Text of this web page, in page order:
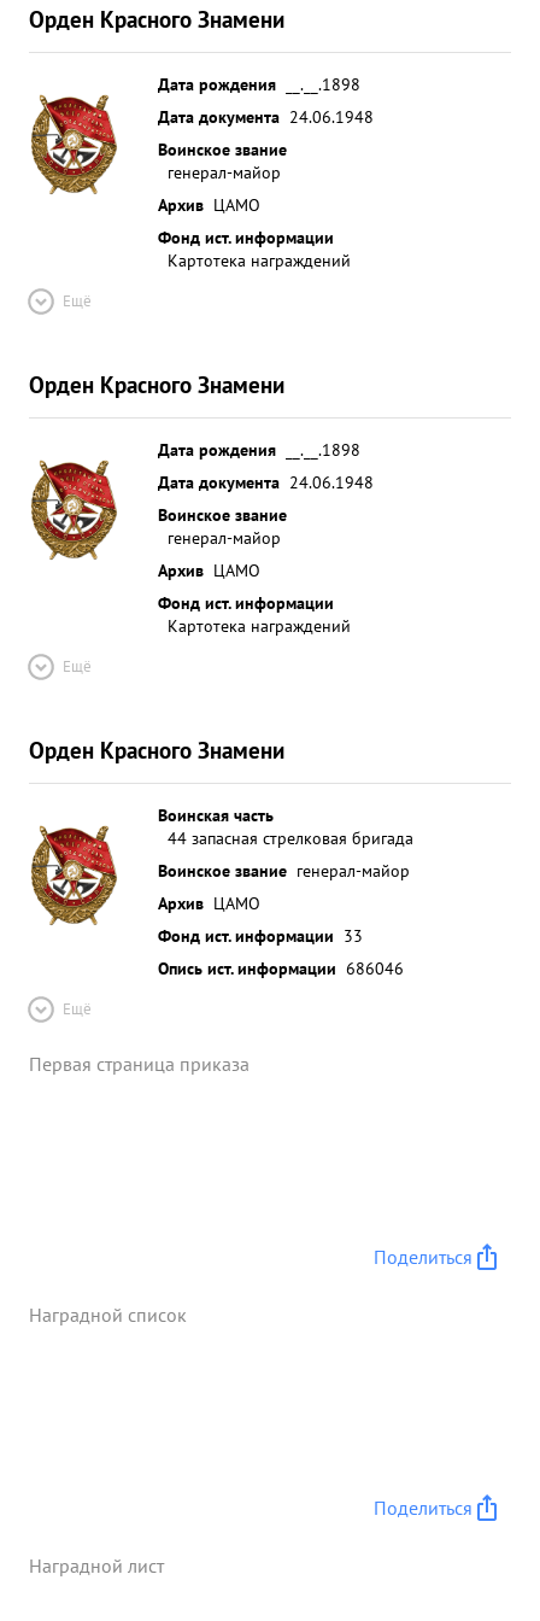
Орден Красного Знамени
Дата рождения
__.__.1898
Дата документа 24.06.1948
Воинское звание
генерал-майор
Архив ЦАМО
Фонд ист. информации
Картотека награждений
Ещё
Орден Красного Знамени
Дата рождения
__.__.1898
Дата документа 24.06.1948
Воинское звание
генерал-майор
Архив ЦАМО
Фонд ист. информации
Картотека награждений
Ещё
Орден Красного Знамени
Воинская часть
44 запасная стрелковая бригада
Воинское звание генерал-майор
Архив ЦАМО
Фонд ист. информации 33
Опись ист. информации 686046
Ещё
Первая страница приказа
Поделиться
Наградной список
Поделиться
Наградной лист